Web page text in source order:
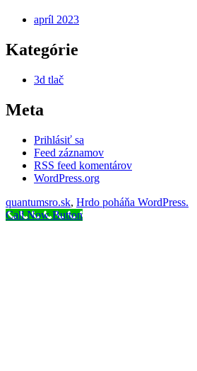
apríl 2023
Kategórie
3d tlač
Meta
Prihlásiť sa
Feed záznamov
RSS feed komentárov
WordPress.org
quantumsro.sk, Hrdo poháňa WordPress.
Call Now Button